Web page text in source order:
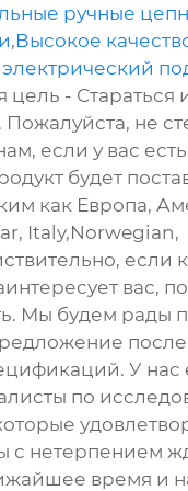
ручные
,Высокое
- Стараться
не
если у вас
будет
как Европа,
Italy,Norwegian,
если
вас,
Мы будем рады
У нас
по
с нетерпением
время и